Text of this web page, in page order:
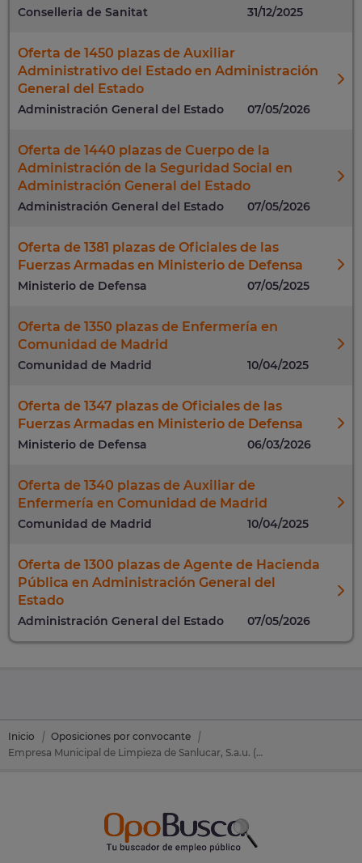
Conselleria de Sanitat 31/12/2025
Oferta de 1450 plazas de Auxiliar
Administrativo del Estado en Administración
General del Estado
Administración General del Estado 07/05/2026
Oferta de 1440 plazas de Cuerpo de la
Administración de la Seguridad Social en
Administración General del Estado
Administración General del Estado 07/05/2026
Oferta de 1381 plazas de Oficiales de las
Fuerzas Armadas en Ministerio de Defensa
Ministerio de Defensa 07/05/2025
Oferta de 1350 plazas de Enfermería en
Comunidad de Madrid
Comunidad de Madrid 10/04/2025
Oferta de 1347 plazas de Oficiales de las
Fuerzas Armadas en Ministerio de Defensa
Ministerio de Defensa 06/03/2026
Oferta de 1340 plazas de Auxiliar de
Enfermería en Comunidad de Madrid
Comunidad de Madrid 10/04/2025
Oferta de 1300 plazas de Agente de Hacienda
Pública en Administración General del
Estado
Administración General del Estado 07/05/2026
Inicio
Oposiciones por convocante
Empresa Municipal de Limpieza de Sanlucar, S.a.u. (Emulisan) Sanlucar de Barrameda